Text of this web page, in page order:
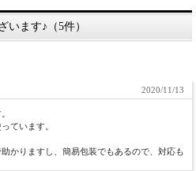
なる場合がございます。ご了承ください。
をしっとり健やかに保つためのスプレーで
プラス。
・ペンチレングリコール・グリセリン・
ーズマリーエキス・褐藻エキス・トコフェ
います♪（5件）
2020/11/13
ています。
かりますし、簡易包装でもあるので、対応も